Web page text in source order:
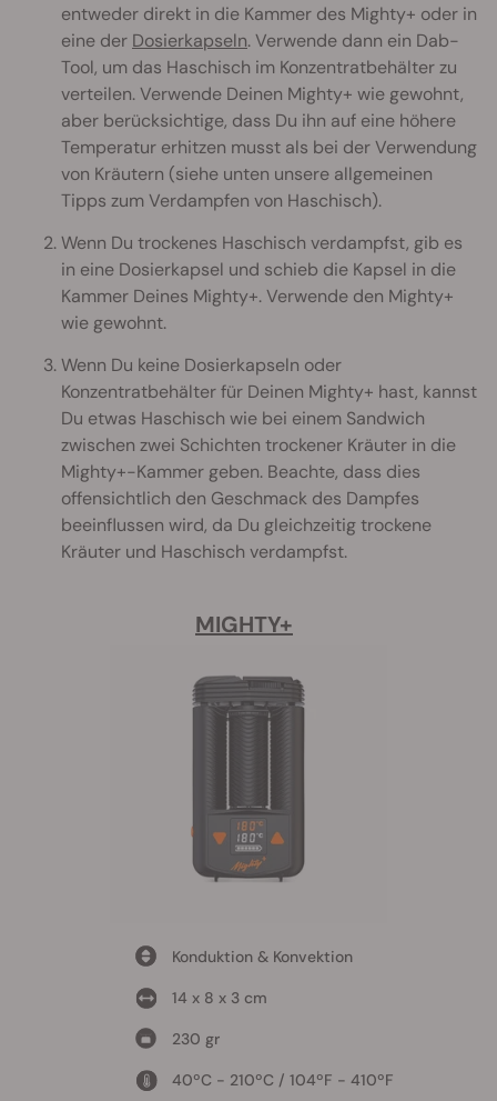
entweder direkt in die Kammer des Mighty+ oder in
eine der Dosierkapseln. Verwende dann ein Dab-
Tool, um das Haschisch im Konzentratbehälter zu
verteilen. Verwende Deinen Mighty+ wie gewohnt,
aber berücksichtige, dass Du ihn auf eine höhere
Temperatur erhitzen musst als bei der Verwendung
von Kräutern (siehe unten unsere allgemeinen
Tipps zum Verdampfen von Haschisch).
Wenn Du trockenes Haschisch verdampfst, gib es
in eine Dosierkapsel und schieb die Kapsel in die
Kammer Deines Mighty+. Verwende den Mighty+
wie gewohnt.
Wenn Du keine Dosierkapseln oder
Konzentratbehälter für Deinen Mighty+ hast, kannst
Du etwas Haschisch wie bei einem Sandwich
zwischen zwei Schichten trockener Kräuter in die
Mighty+-Kammer geben. Beachte, dass dies
offensichtlich den Geschmack des Dampfes
beeinflussen wird, da Du gleichzeitig trockene
Kräuter und Haschisch verdampfst.
MIGHTY+
Konduktion & Konvektion
14 x 8 x 3 cm
230 gr
40ºC - 210ºC / 104ºF - 410ºF